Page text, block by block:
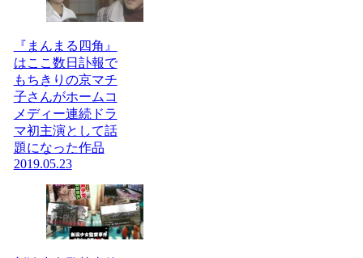
『まんまる四角』
はここ数日訃報で
もちきりの京マチ
子さんがホームコ
メディー連続ドラ
マ初主演として話
題になった作品
2019.05.23